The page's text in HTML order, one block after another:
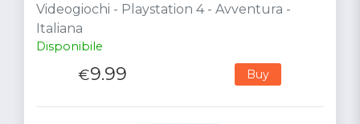
Videogiochi - Playstation 4 - Avventura -
Italiana
Disponibile
€9.99 Buy